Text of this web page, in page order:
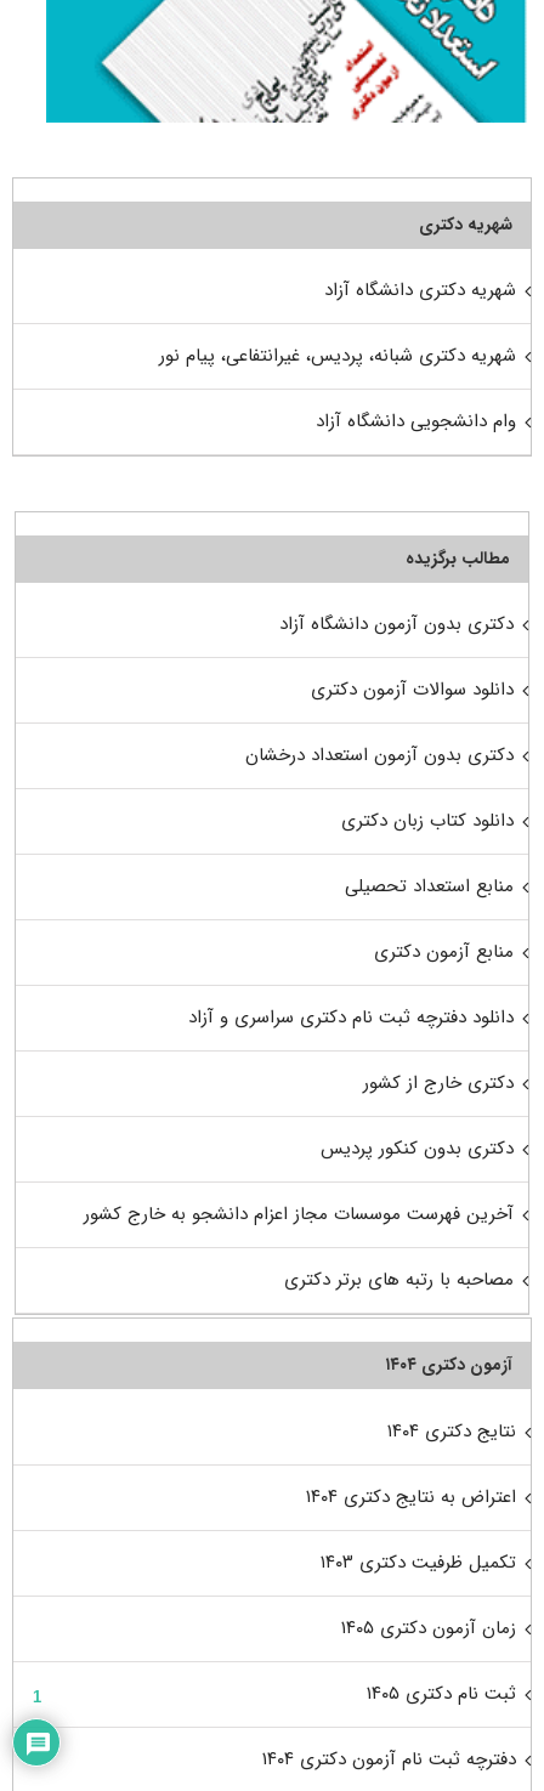
شهریه دکتری
شهریه دکتری دانشگاه آزاد
شهریه دکتری شبانه، پردیس، غیرانتفاعی، پیام نور
وام دانشجویی دانشگاه آزاد
مطالب برگزیده
دکتری بدون آزمون دانشگاه آزاد
دانلود سوالات آزمون دکتری
دکتری بدون آزمون استعداد درخشان
دانلود کتاب زبان دکتری
منابع استعداد تحصیلی
منابع آزمون دکتری
دانلود دفترچه ثبت نام دکتری سراسری و آزاد
دکتری خارج از کشور
دکتری بدون کنکور پردیس
آخرین فهرست موسسات مجاز اعزام دانشجو به خارج کشور
مصاحبه با رتبه های برتر دکتری
آزمون دکتری ۱۴۰۴
نتایج دکتری ۱۴۰۴
اعتراض به نتایج دکتری ۱۴۰۴
تکمیل ظرفیت دکتری ۱۴۰۳
زمان آزمون دکتری ۱۴۰۵
ثبت نام دکتری ۱۴۰۵
دفترچه ثبت نام آزمون دکتری ۱۴۰۴
1